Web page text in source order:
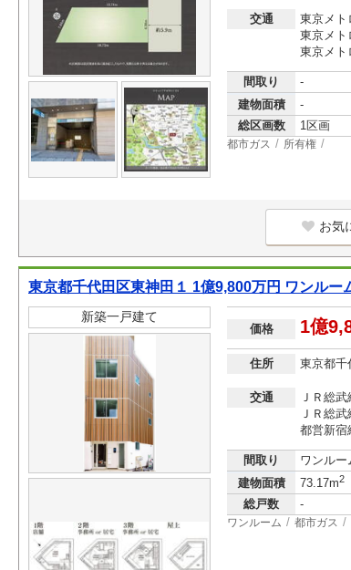
交通
東京メト
東京メト
東京メト
間取り
-
建物面積
-
総区画数 1区画
都市ガス 所有権
お気
東京都千代田区東神田１ 1億9,800万円 ワンルー
新築一戸建て
価格 1億
住所 東京都千
交通
ＪＲ総
ＪＲ総
都営新宿
間取り
ワンルー
建物面積
73.17m2
総戸数 -
ワンルーム 都市ガス